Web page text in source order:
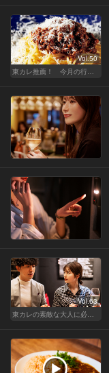
Vol.50
Vol.63